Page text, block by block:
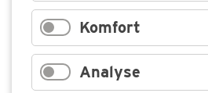
Frühschoppen und vieles mehr.
wieder der traditionelle
3 lange Tage Hafenflair mit
Frühschoppen und vieles mehr.
Komfort
Analyse